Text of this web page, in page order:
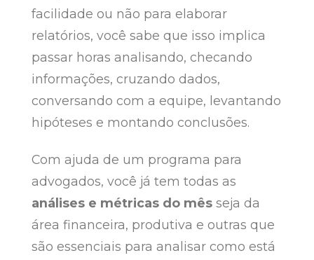
facilidade ou não para elaborar
relatórios, você sabe que isso implica
passar horas analisando, checando
informações, cruzando dados,
conversando com a equipe, levantando
hipóteses e montando conclusões.
Com ajuda de um programa para
advogados, você já tem todas as
análises e métricas do mêsseja da
área financeira, produtiva e outras que
são essenciais para analisar como está